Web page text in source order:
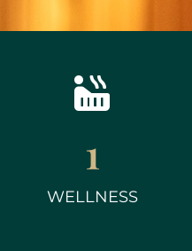
WELLNESS
1